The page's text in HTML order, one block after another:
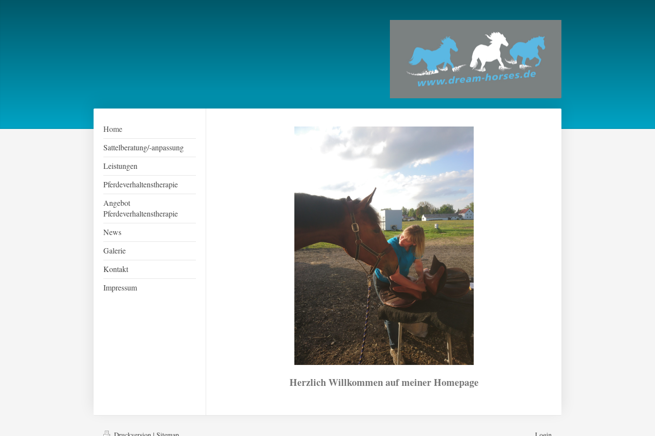
Home
Sattelberatung/-anpassung
Leistungen
Pferdeverhaltenstherapie
Angebot
Pferdeverhaltenstherapie
News
Galerie
Kontakt
Impressum
Herzlich Willkommen auf meiner Homepage